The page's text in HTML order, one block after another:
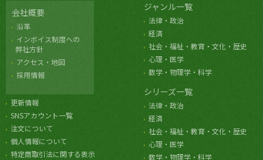
会社概要
沿革
インボイス制度への
弊社方針
アクセス・地図
採用情報
更新情報
SNSアカウント一覧
注文について
個人情報について
特定商取引法に関する表示
ジャンル一覧
法律・政治
経済
社会・福祉・教育・文化・歴史
心理・医学
数学・物理学・科学
シリーズ一覧
法律・政治
経済
社会・福祉・教育・文化・歴史
心理・医学
数学・物理学・科学